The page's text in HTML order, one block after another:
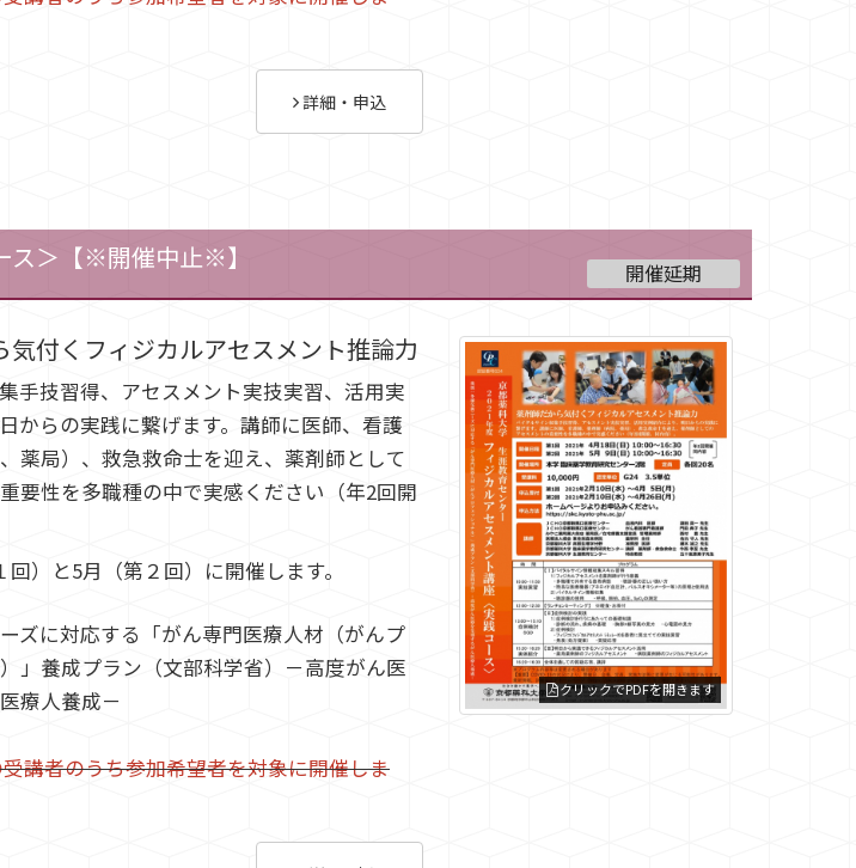
詳細・申込
ス＞【※開催中止※】 開催延期
気付くフィジカルアセスメント推論力
手技習得、アセスメント実技実習、活用実
からの実践に繋げます。講師に医師、看護
薬局）、救急救命士を迎え、薬剤師として
要性を多職種の中で実感ください（年2回開
）と5月（第２回）に開催します。
ズに対応する「がん専門医療人材（がんプ
」養成プラン（文部科学省）－高度がん医
療人養成－
講者のうち参加希望者を対象に開催しま
クリックでPDFを開きます